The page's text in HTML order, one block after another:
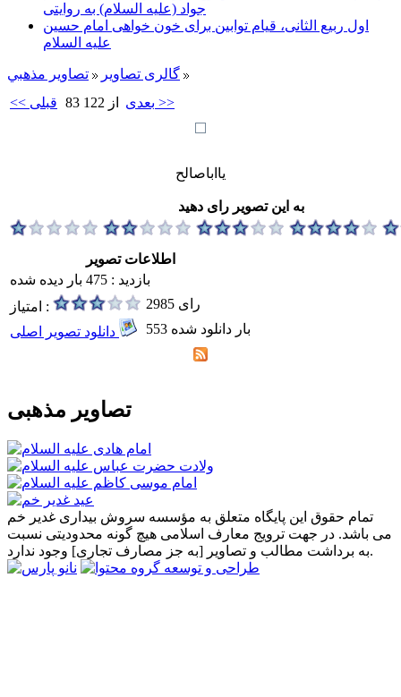
جواد (علیه السلام) به روایتی
اول ربیع الثانی، قیام توابین برای خون خواهی امام حسین
علیه السلام
گالری تصاویر
تصاوير مذهبي
<< قبلی
83 از 122 بعدی >>
یااباصالح
به این تصویر رای دهید
اطلاعات تصویر
بازدید : 475 بار دیده شده
امتیاز :
2985 رای
553 بار دانلود شده
تصاویر مذهبی
تمام حقوق این پایگاه متعلق به مؤسسه سروش بیداری غدیر خم
می باشد. در جهت ترویج معارف اسلامی هیچ گونه محدودیتی نسبت
به برداشت مطالب و تصاویر [به جز مصارف تجاری] وجود ندارد.